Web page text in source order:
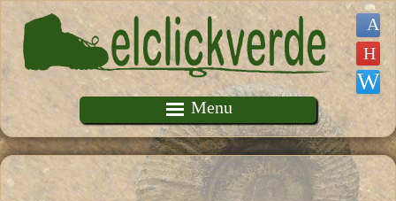
Pasar al contenido principal
Menu